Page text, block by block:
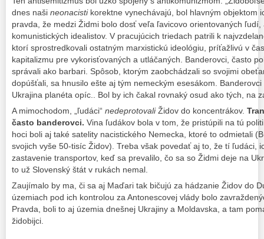
dnes naši neonacistikorektne vynechávajú, bol hlavným objektom
pravda, že medzi Židmi bolo dosť veľa ľavicovo orientovaných
komunistických idealistov. V pracujúcich triedach patrili k
ktorí sprostredkovali ostatným marxistickú ideológiu, príťažlivú v
kapitalizmu pre vykorisťovaných a utláčaných. Banderovci, často
správali ako barbari. Spôsob, ktorým zaobchádzali so svojimi
dopúšťali, sa hnusilo ešte aj tým nemeckým esesákom.
Ukrajina planéta opíc.. Bol by ich čakal rovnaký osud ako tých, na
A mimochodom, „ľudáci“ nedeprotovaliŽidov do koncentrákov.
často banderovci. Vina ľudákov bola v tom, že pristúpili na tú
hoci boli aj také satelity nacistického Nemecka, ktoré to odmietali
svojich vyše 50-tisíc Židov). Treba však povedať aj to, že tí ľudáci,
zastavenie transportov, keď sa prevalilo, čo sa so Židmi deje na
to už Slovenský štát v rukách nemal.
Zaujímalo by ma, či sa aj Maďari tak bičujú za hádzanie Židov do
územiach pod ich kontrolou za Antonescovej vlády bolo
Pravda, boli to aj územia dnešnej Ukrajiny a Moldavska, a tam
židobijci.